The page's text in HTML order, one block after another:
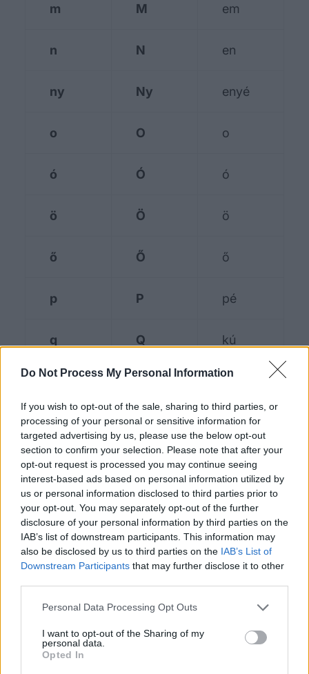
Do Not Process My Personal Information
If you wish to opt-out of the sale, sharing to third parties, or
processing of your personal or sensitive information for
targeted advertising by us, please use the below opt-out
section to confirm your selection. Please note that after your
opt-out request is processed you may continue seeing
interest-based ads based on personal information utilized by
us or personal information disclosed to third parties prior to
your opt-out. You may separately opt-out of the further
disclosure of your personal information by third parties on the
IAB’s list of downstream participants. This information may
also be disclosed by us to third parties on the IAB’s List of
Downstream Participants that may further disclose it to other
Personal Data Processing Opt Outs
I want to opt-out of the Sharing of my
personal data.
Opted In
m M em
n N en
ny Ny enyé
o O o
ó Ó ó
ö Ö ö
ő Ő ő
p P pé
q Q kú
r R er
s S es
sz Sz eszé
t T té
ty Ty tyé
u U u
ú Ú